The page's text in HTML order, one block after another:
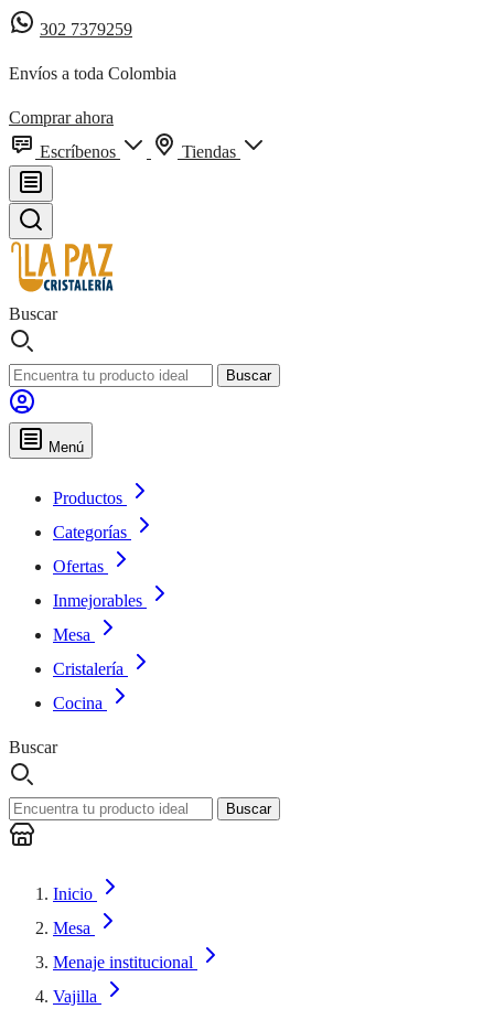
302 7379259
Envíos a toda Colombia
Comprar ahora
Escríbenos
Tiendas
Buscar
Buscar
Menú
Productos
Categorías
Ofertas
Inmejorables
Mesa
Cristalería
Cocina
Buscar
Buscar
Inicio
Mesa
Menaje institucional
Vajilla